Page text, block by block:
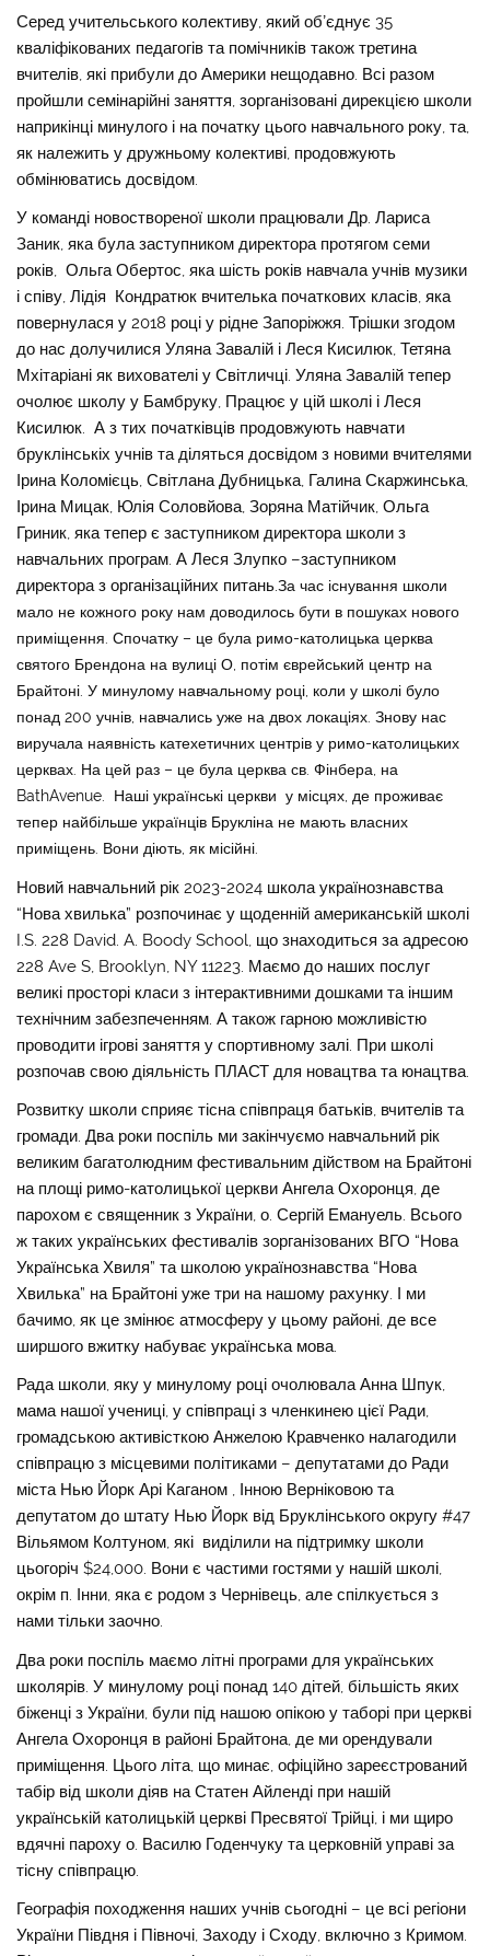
Серед учительського колективу, який обʼєднує 35
кваліфікованих педагогів та помічників також третина
вчителів, які прибули до Америки нещодавно. Всі разом
пройшли семінарійні заняття, зорганізовані дирекцією школи
наприкінці минулого і на початку цього навчального року, та,
як належить у дружньому колективі, продовжують
обмінюватись досвідом.
У команді новоствореної школи працювали Др. Лариса
Заник, яка була заступником директора протягом семи
років, Ольга Обертос, яка шість років навчала учнів музики
і співу, Лідія Кондратюк вчителька початкових класів, яка
повернулася у 2018 році у рідне Запоріжжя. Трішки згодом
до нас долучилися Уляна Завалій і Леся Кисилюк, Тетяна
Мхітаріані як вихователі у Світличці. Уляна Завалій тепер
очолює школу у Бамбруку, Працює у цій школі і Леся
Кисилюк. А з тих початківців продовжують навчати
бруклінськіх учнів та діляться досвідом з новими вчителями
Ірина Коломієць, Світлана Дубницька, Галина Скаржинська,
Ірина Мицак, Юлія Соловйова, Зоряна Матійчик, Ольга
Гриник, яка тепер є заступником директора школи з
навчальних програм. А Леся Злупко –заступником
директора з організаційних питань.За час існування школи
мало не кожного року нам доводилось бути в пошуках нового
приміщення. Спочатку – це була римо-католицька церква
святого Брендона на вулиці О, потім єврейський центр на
Брайтоні. У минулому навчальному році, коли у школі було
понад 200 учнів, навчались уже на двох локаціях. Знову нас
виручала наявність катехетичних центрів у римо-католицьких
церквах. На цей раз – це була церква св. Фінбера, на
BathAvenue. Наші українські церкви у місцях, де проживає
тепер найбільше українців Брукліна не мають власних
приміщень. Вони діють, як місійні.
Новий навчальний рік 2023-2024 школа українознавства
“Нова хвилька” розпочинає у щоденній американській школі
I.S. 228 David. A. Boody School, що знаходиться за адресою
228 Ave S, Brooklyn, NY 11223. Маємо до наших послуг
великі просторі класи з інтерактивними дошками та іншим
технічним забезпеченням. А також гарною можливістю
проводити ігрові заняття у спортивному залі. При школі
розпочав свою діяльність ПЛАСТ для новацтва та юнацтва.
Розвитку школи сприяє тісна співпраця батьків, вчителів та
громади. Два роки поспіль ми закінчуємо навчальний рік
великим багатолюдним фестивальним дійством на Брайтоні
на площі римо-католицької церкви Ангела Охоронця, де
парохом є священник з України, о. Сергій Емануель. Всього
ж таких українських фестивалів зорганізованих ВГО “Нова
Українська Хвиля” та школою українознавства “Нова
Хвилька” на Брайтоні уже три на нашому рахунку. І ми
бачимо, як це змінює атмосферу у цьому районі, де все
ширшого вжитку набуває українська мова.
Рада школи, яку у минулому році очолювала Анна Шпук,
мама нашої учениці, у співпраці з членкинею цієї Ради,
громадською активісткою Анжелою Кравченко налагодили
співпрацю з місцевими політиками – депутатами до Ради
міста Нью Йорк Арі Каганом , Інною Верніковою та
депутатом до штату Нью Йорк від Бруклінського округу #47
Вільямом Колтуном, які виділили на підтримку школи
цьогоріч $24,000. Вони є частими гостями у нашій школі,
окрім п. Інни, яка є родом з Чернівець, але спілкується з
нами тільки заочно.
Два роки поспіль маємо літні програми для українських
школярів. У минулому році понад 140 дітей, більшість яких
біженці з України, були під нашою опікою у таборі при церкві
Ангела Охоронця в районі Брайтона, де ми орендували
приміщення. Цього літа, що минає, офіційно зареєстрований
табір від школи діяв на Статен Айленді при нашій
українській католицькій церкві Пресвятої Трійці, і ми щиро
вдячні пароху о. Василю Годенчуку та церковній управі за
тісну співпрацю.
Географія походження наших учнів сьогодні – це всі регіони
України Півдня і Півночі, Заходу і Сходу, включно з Кримом.